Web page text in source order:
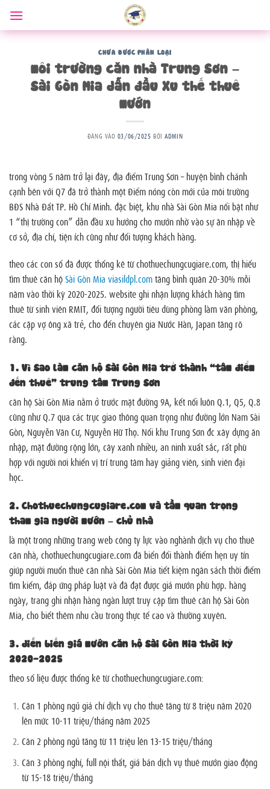
qua
nội
CHƯA ĐƯỢC PHÂN LOẠI
môi trường căn nhà Trung Sơn –
Sài Gòn Mia dẫn đầu Xu thế thuê
mướn
ĐĂNG VÀO 03/06/2025 BỞIADMIN
trong vòng 5 năm trở lại đây, địa điểm Trung Sơn – huyện bình chánh
cạnh bên với Q7 đã trở thành một Điểm nóng còn mới của môi trường
BĐS Nhà Đất TP. Hồ Chí Minh. đặc biệt, khu nhà Sài Gòn Mia nổi bật như
1 “thị trường con” dẫn đầu xu hướng cho mướn nhờ vào sự ăn nhập về
cơ sở, địa chỉ, tiện ích cũng như đối tượng khách hàng.
theo các con số đã được thống kê từ chothuechungcugiare.com, thị hiếu
tìm thuê căn hộSài Gòn Mia viasildpl.comtăng bình quân 20-30% mỗi
năm vào thời kỳ 2020-2025. website ghi nhận lượng khách hàng tìm
thuê từ sinh viên RMIT, đối tượng người tiêu dùng phòng làm văn phòng,
các cặp vợ ông xã trẻ, cho đến chuyên gia Nước Hàn, Japan tăng rõ
ràng.
1. Vì Sao làm căn hộ Sài Gòn Mia trở thành “tâm điểm
đến thuê” trung tâm Trung Sơn
căn hộ Sài Gòn Mia nằm ở trước mặt đường 9A, kết nối luôn Q.1, Q5, Q.8
cũng như Q.7 qua các trục giao thông quan trọng như đường lớn Nam Sài
Gòn, Nguyễn Văn Cư, Nguyễn Hữ Thọ. Nối khu Trung Sơn đc xây dựng ăn
nhập, mặt đường rộng lớn, cây xanh nhiều, an ninh xuất sắc, rất phù
hợp với người nơi khiến vị trí trung tâm hay giảng viên, sinh viên đại
học.
2. Chothuechungcugiare.com và tầm quan trọng
tham gia người mướn – chủ nhà
là một trong những trang web công ty lực vào nghành dịch vụ cho thuê
căn nhà, chothuechungcugiare.com đã biến đổi thành điểm hẹn uy tín
giúp người muốn thuê căn nhà Sài Gòn Mia tiết kiệm ngân sách thời điểm
tìm kiếm, đáp ứng pháp luật và đã đạt được giá mướn phù hợp. hàng
ngày, trang ghi nhận hàng ngàn lượt truy cập tìm thuê căn hộ Sài Gòn
Mia, cho biết thêm nhu cầu trong thực tế cao và thường xuyên.
3. diễn biến giá mướn căn hộ Sài Gòn Mia thời kỳ
2020-2025
theo số liệu được thống kê từ chothuechungcugiare.com:
Căn 1 phòng ngủ giá chỉ dịch vụ cho thuê tăng từ 8 triệu năm 2020
lên mức 10-11 triệu/tháng năm 2025
Căn 2 phòng ngủ tăng từ 11 triệu lên 13-15 triệu/tháng
Căn 3 phòng nghỉ, full nội thất, giá bán dịch vụ thuê mướn giao động
từ 15-18 triệu/tháng